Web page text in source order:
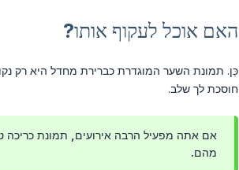
האם אוכל לעקוף אותו?
כֵּן. תמונת השער המוגדרת כברירת מחדל היא רק
חוסכת לך שלב.
אם אתה מפעיל הרבה אירועים, תמונת
מהם.